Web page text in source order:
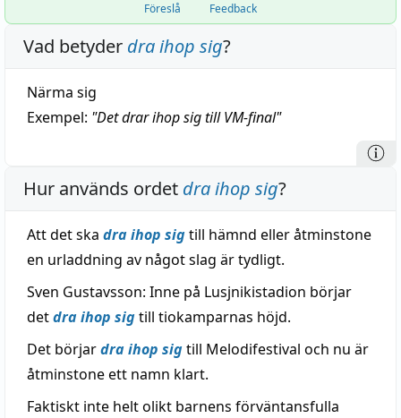
Föreslå Feedback
Vad betyder dra ihop sig?
Närma sig
Exempel: "Det drar ihop sig till VM-final"
Hur används ordet dra ihop sig?
Att det ska dra ihop sigtill hämnd eller åtminstone
en urladdning av något slag är tydligt.
Sven Gustavsson: Inne på Lusjnikistadion börjar
detdra ihop sigtill tiokamparnas höjd.
Det börjardra ihop sigtill Melodifestival och nu är
åtminstone ett namn klart.
Faktiskt inte helt olikt barnens förväntansfulla